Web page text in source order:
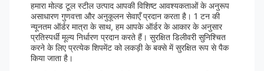
हमारा मोल्ड टूल स्टील उत्पाद आपकी विशिष्ट आवश्यकताओं के अनुरूप
असाधारण गुणवत्ता और अनुकूलन सेवाएँ प्रदान करता है। 1 टन की
न्यूनतम ऑर्डर मात्रा के साथ, हम आपके ऑर्डर के आकार के अनुसार
प्रतिस्पर्धी मूल्य निर्धारण प्रदान करते हैं। सुरक्षित डिलीवरी सुनिश्चित
करने के लिए प्रत्येक शिपमेंट को लकड़ी के बक्से में सुरक्षित रूप से पैक
किया जाता है।